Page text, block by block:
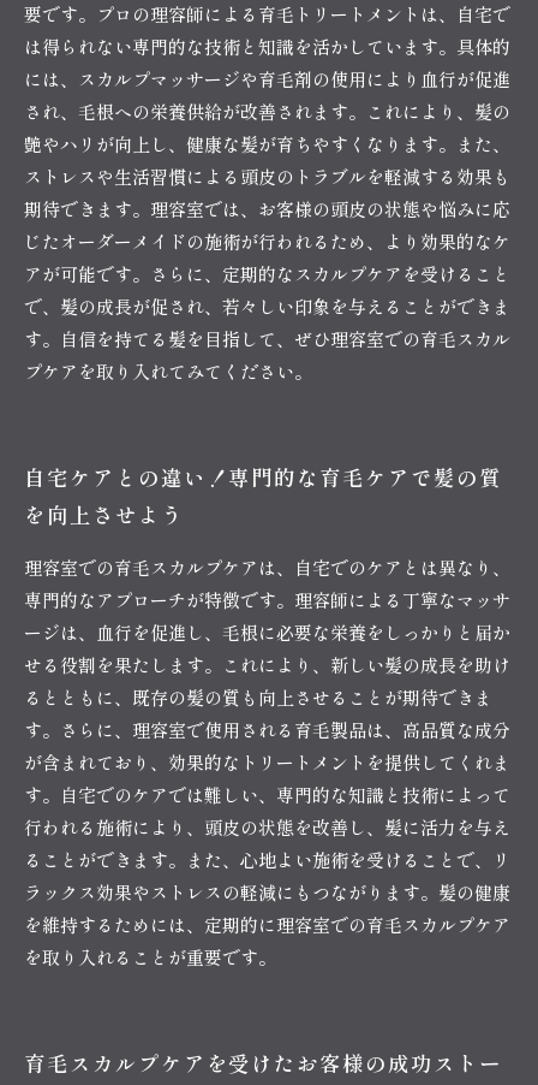
要です。プロの理容師による育毛トリートメントは、自宅で
は得られない専門的な技術と知識を活かしています。具体的
には、スカルプマッサージや育毛剤の使用により血行が促進
され、毛根への栄養供給が改善されます。これにより、髪の
艶やハリが向上し、健康な髪が育ちやすくなります。また、
ストレスや生活習慣による頭皮のトラブルを軽減する効果も
期待できます。理容室では、お客様の頭皮の状態や悩みに応
じたオーダーメイドの施術が行われるため、より効果的なケ
アが可能です。さらに、定期的なスカルプケアを受けること
で、髪の成長が促され、若々しい印象を与えることができま
す。自信を持てる髪を目指して、ぜひ理容室での育毛スカル
プケアを取り入れてみてください。
自宅ケアとの違い！専門的な育毛ケアで髪の質
を向上させよう
理容室での育毛スカルプケアは、自宅でのケアとは異なり、
専門的なアプローチが特徴です。理容師による丁寧なマッサ
ージは、血行を促進し、毛根に必要な栄養をしっかりと届か
せる役割を果たします。これにより、新しい髪の成長を助け
るとともに、既存の髪の質も向上させることが期待できま
す。さらに、理容室で使用される育毛製品は、高品質な成分
が含まれており、効果的なトリートメントを提供してくれま
す。自宅でのケアでは難しい、専門的な知識と技術によって
行われる施術により、頭皮の状態を改善し、髪に活力を与え
ることができます。また、心地よい施術を受けることで、リ
ラックス効果やストレスの軽減にもつながります。髪の健康
を維持するためには、定期的に理容室での育毛スカルプケア
を取り入れることが重要です。
育毛スカルプケアを受けたお客様の成功ストー